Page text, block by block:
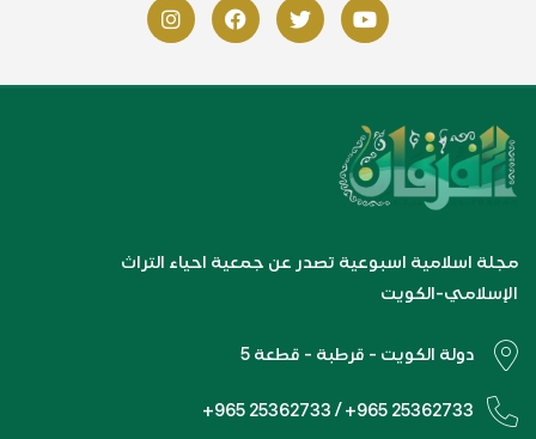
مجلة اسلامية اسبوعية تصدر عن جمعية احياء التراث
الإسلامي-الكويت
دولة الكويت - قرطبة - قطعة 5
+965 25362733 / +965 25362733